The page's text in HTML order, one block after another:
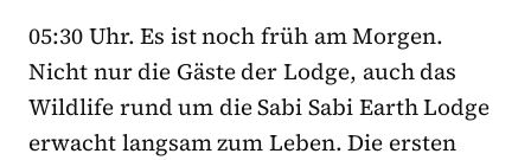
05:30 Uhr. Es ist noch früh am Morgen.
Nicht nur die Gäste der Lodge, auch das
Wildlife rund um die Sabi Sabi Earth Lodge
erwacht langsam zum Leben. Die ersten